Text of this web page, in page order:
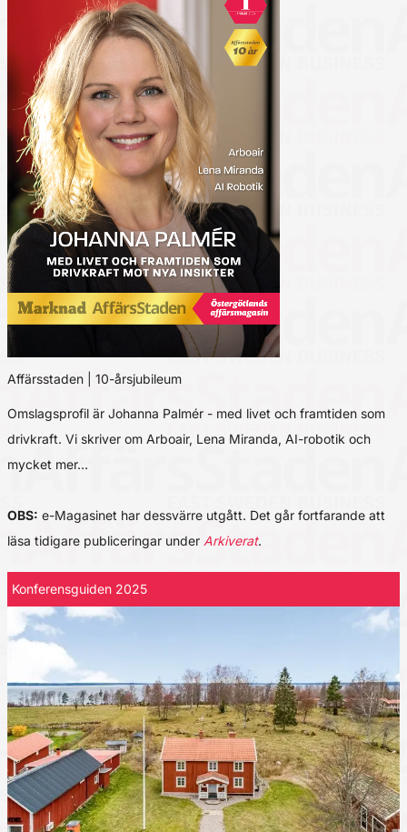
Affärsstaden | 10-årsjubileum
Omslagsprofil är Johanna Palmér - med livet och framtiden som
drivkraft. Vi skriver om Arboair, Lena Miranda, AI-robotik och
mycket mer…
OBS: e-Magasinet har dessvärre utgått. Det går fortfarande att
läsa tidigare publiceringar under Arkiverat.
Konferensguiden 2025